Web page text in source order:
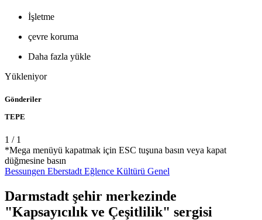
İşletme
çevre koruma
Daha fazla yükle
Yükleniyor
Gönderiler
TEPE
1 / 1
*Mega menüyü kapatmak için ESC tuşuna basın veya kapat
düğmesine basın
Bessungen Eberstadt Eğlence Kültürü Genel
Darmstadt şehir merkezinde
"Kapsayıcılık ve Çeşitlilik" sergisi